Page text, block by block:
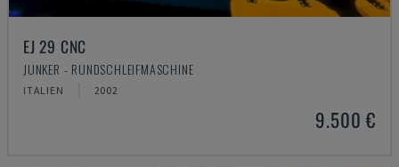
EJ 29 CNC
JUNKER - RUNDSCHLEIFMASCHINE
ITALIEN 2002
9.500 €